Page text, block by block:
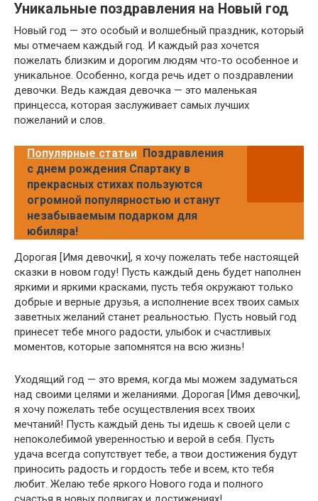
Уникальные поздравления на Новый год
Новый год — это особый и волшебный праздник, который
мы отмечаем каждый год. И каждый раз хочется
пожелать близким и дорогим людям что-то особенное и
уникальное. Особенно, когда речь идет о поздравлении
девочки. Ведь каждая девочка — это маленькая
принцесса, которая заслуживает самых лучших
пожеланий и слов.
Популярные статьи Поздравления
с днем рождения Спартаку в
прекрасных стихах пользуются
огромной популярностью и станут
незабываемым подарком для
юбиляра!
Дорогая [Имя девочки], я хочу пожелать тебе настоящей
сказки в новом году! Пусть каждый день будет наполнен
яркими и яркими красками, пусть тебя окружают только
добрые и верные друзья, а исполнение всех твоих самых
заветных желаний станет реальностью. Пусть новый год
принесет тебе много радости, улыбок и счастливых
моментов, которые запомнятся на всю жизнь!
Уходящий год — это время, когда мы можем задуматься
над своими целями и желаниями. Дорогая [Имя девочки],
я хочу пожелать тебе осуществления всех твоих
мечтаний! Пусть каждый день ты идешь к своей цели с
непоколебимой уверенностью и верой в себя. Пусть
удача всегда сопутствует тебе, а твои достижения будут
приносить радость и гордость тебе и всем, кто тебя
любит. Желаю тебе яркого Нового года и полного